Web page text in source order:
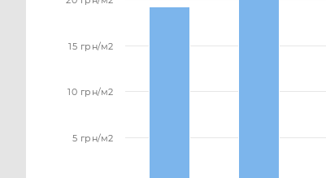
5 грн/м2
10 грн/м2
15 грн/м2